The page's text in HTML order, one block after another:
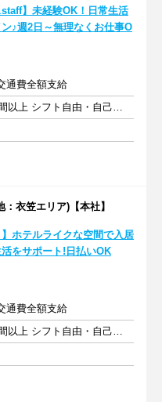
staff】未経験OK！日常生活
♪週2日～無理なくお仕事O
通費全額支給
週2日以上 1日6時間以上 シフト自由・自己申告
衣笠エリア)【本社】
】ホテルライクな空間で入居
をサポート!日払いOK
通費全額支給
週2日以上 1日6時間以上 シフト自由・自己申告